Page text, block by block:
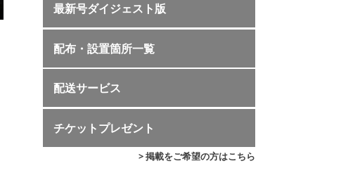
最新号ダイジェスト版
配布・設置箇所一覧
配送サービス
チケットプレゼント
> 掲載をご希望の方はこちら